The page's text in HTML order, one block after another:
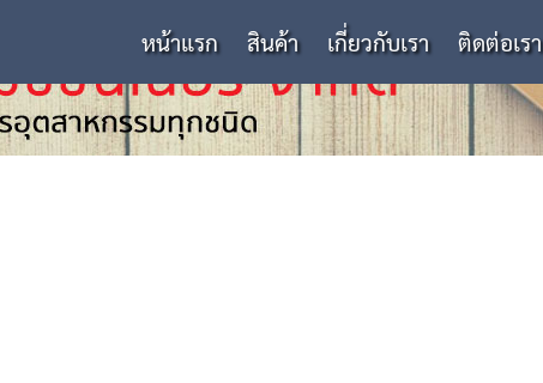
หน้าแรก สินค้า เกี่ยวกับเรา ติดต่อเรา